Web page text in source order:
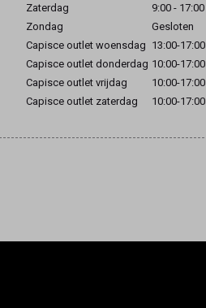
Zaterdag
9:00 - 17:00
Zondag
Gesloten
Capisce outlet woensdag 13:00-17:00
Capisce outlet donderdag 10:00-17:00
Capisce outlet vrijdag
10:00-17:00
Capisce outlet zaterdag
10:00-17:00